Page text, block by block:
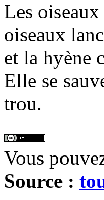
Les
oiseaux
et la hyène
Elle se
trou.
Vous
Source :